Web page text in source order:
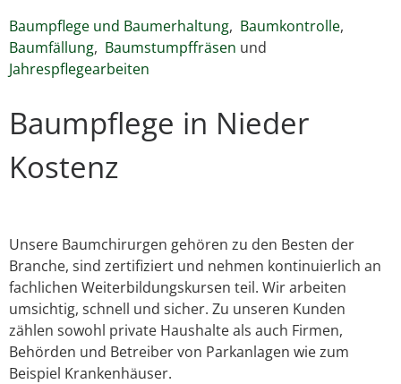
Baumpflege und Baumerhaltung, Baumkontrolle,
Baumfällung, Baumstumpffräsen und
Jahrespflegearbeiten
Baumpflege in Nieder
Kostenz
Unsere Baumchirurgen gehören zu den Besten der
Branche, sind zertifiziert und nehmen kontinuierlich an
fachlichen Weiterbildungskursen teil. Wir arbeiten
umsichtig, schnell und sicher. Zu unseren Kunden
zählen sowohl private Haushalte als auch Firmen,
Behörden und Betreiber von Parkanlagen wie zum
Beispiel Krankenhäuser.